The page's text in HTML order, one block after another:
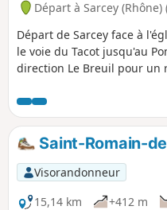
Départ à Sarcey (Rhône)
Départ de Sarcey face à
le voie du Tacot jusqu'au
direction Le Breuil pour un
Saint-Romain-
Visorandonneur
15,14 km
+412 m